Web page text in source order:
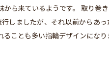
ら来ているようです。 取り巻
しましたが、それ以前からあ
ことも多い指輪デザインにな